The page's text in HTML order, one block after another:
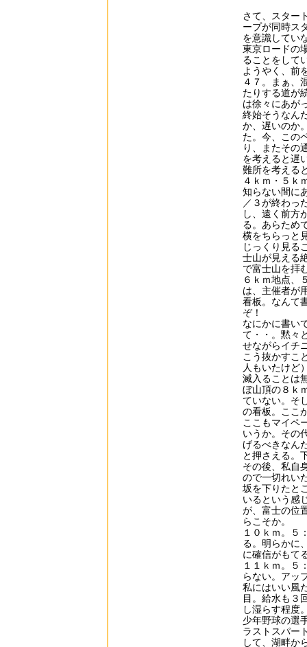
さて、スター
ープが同時ス
を意識してい
東京ロードの
ることをして
ようやく、前
４７。まぁ、
たりする道が
は徐々にあが
終始そうなん
か、遅いのか
た。今、この
り、またその
を考えると遅
難所を考える
４ｋｍ・５ｋ
知らない間に
／３が終わっ
し、遠く前方
る。あらため
横をちらっと
じっくり見る
士山が見える
で富士山を拝
６ｋｍ地点、
は、主催者が
看板。なんて
ぞ！
なにかに書い
て・・。黙々
せながらイチ
こう抜かすこ
人もいたけど
滅入ることは
ぼ山頂の８ｋ
ていない。そ
の看板。ここ
ここもマイペ
いうか。その
げるべきなん
と押さえる。
その後、私自
ので一切れい
坂を下りたと
いるという感
が、富士の位
らこそか。
１０ｋｍ。５
る。明らかに
に確信がもて
１１ｋｍ。５
らない。アッ
私にはいい風
目。給水も３
し湿らす程度
少年野球の選
ラストスパー
して、湖畔か